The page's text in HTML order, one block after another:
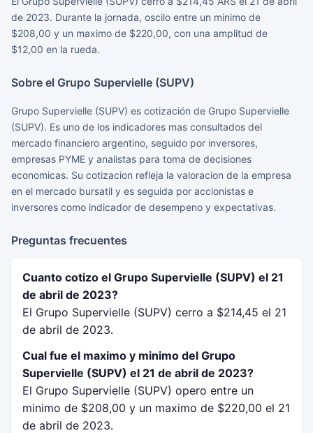
de 2023. Durante la jornada, oscilo entre un minimo de
$208,00 y un maximo de $220,00, con una amplitud de
$12,00 en la rueda.
Sobre el Grupo Supervielle (SUPV)
Grupo Supervielle (SUPV) es cotización de Grupo Supervielle
(SUPV). Es uno de los indicadores mas consultados del
mercado financiero argentino, seguido por inversores,
empresas PYME y analistas para toma de decisiones
economicas. Su cotizacion refleja la valoracion de la empresa
en el mercado bursatil y es seguida por accionistas e
inversores como indicador de desempeno y expectativas.
Preguntas frecuentes
Cuanto cotizo el Grupo Supervielle (SUPV) el 21
de abril de 2023?
El Grupo Supervielle (SUPV) cerro a $214,45 el 21
de abril de 2023.
Cual fue el maximo y minimo del Grupo
Supervielle (SUPV) el 21 de abril de 2023?
El Grupo Supervielle (SUPV) opero entre un
minimo de $208,00 y un maximo de $220,00 el 21
de abril de 2023.